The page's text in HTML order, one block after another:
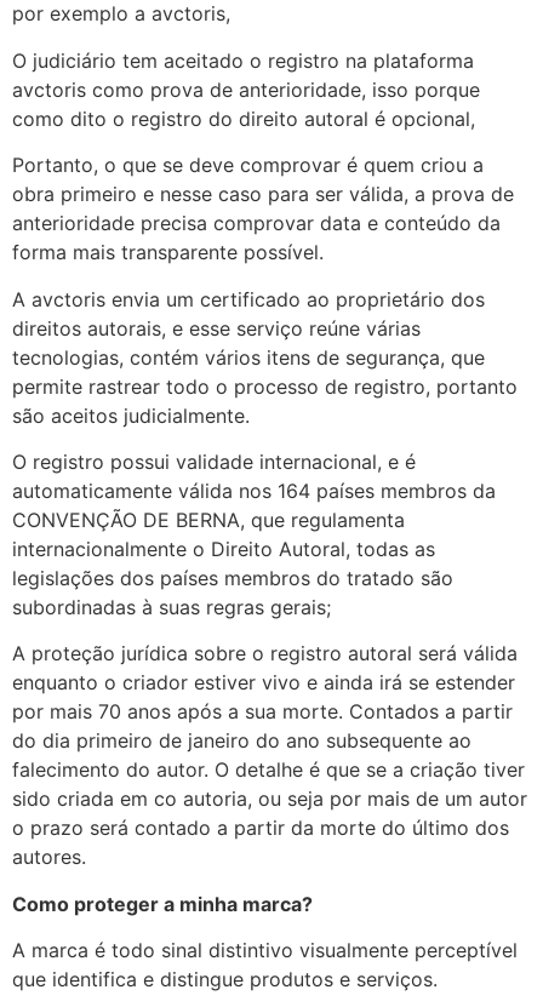
por exemplo a avctoris,
O judiciário tem aceitado o registro na plataforma
avctoris como prova de anterioridade, isso porque
como dito o registro do direito autoral é opcional,
Portanto, o que se deve comprovar é quem criou a
obra primeiro e nesse caso para ser válida, a prova de
anterioridade precisa comprovar data e conteúdo da
forma mais transparente possível.
A avctoris envia um certificado ao proprietário dos
direitos autorais, e esse serviço reúne várias
tecnologias, contém vários itens de segurança, que
permite rastrear todo o processo de registro, portanto
são aceitos judicialmente.
O registro possui validade internacional, e é
automaticamente válida nos 164 países membros da
CONVENÇÃO DE BERNA, que regulamenta
internacionalmente o Direito Autoral, todas as
legislações dos países membros do tratado são
subordinadas à suas regras gerais;
A proteção jurídica sobre o registro autoral será válida
enquanto o criador estiver vivo e ainda irá se estender
por mais 70 anos após a sua morte. Contados a partir
do dia primeiro de janeiro do ano subsequente ao
falecimento do autor. O detalhe é que se a criação tiver
sido criada em co autoria, ou seja por mais de um autor
o prazo será contado a partir da morte do último dos
autores.
Como proteger a minha marca?
A marca é todo sinal distintivo visualmente perceptível
que identifica e distingue produtos e serviços.